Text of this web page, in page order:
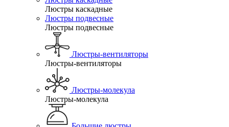
Люстры каскадные
Люстры подвесные
Люстры подвесные
Люстры-вентиляторы
Люстры-вентиляторы
Люстры-молекула
Люстры-молекула